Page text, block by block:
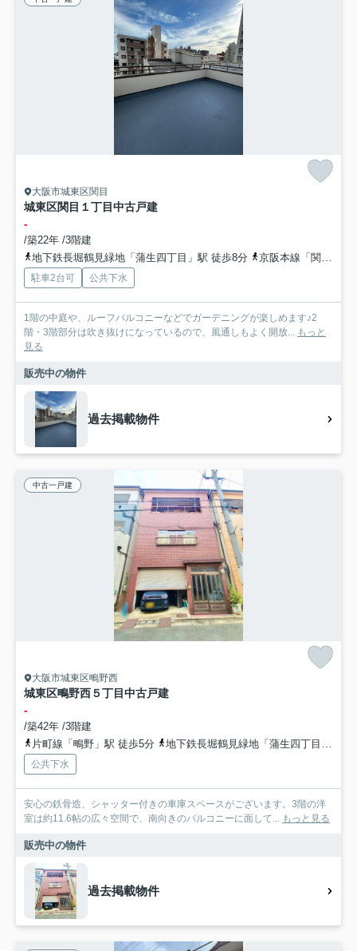
大阪市城東区関目
城東区関目１丁目中古戸建
-
/築22年 /3階建
地下鉄長堀鶴見緑地「蒲生四丁目」駅 徒歩8分
京阪本線「関目」駅 徒歩13分
駐車2台可 公共下水
1階の中庭や、ルーフバルコニーなどでガーデニングが楽しめます♪2
階・3階部分は吹き抜けになっているので、風通しもよく開放...
もっと
見る
販売中の物件
過去掲載物件
中古一戸建
大阪市城東区鴫野西
城東区鴫野西５丁目中古戸建
-
/築42年 /3階建
片町線「鴫野」駅 徒歩5分
地下鉄長堀鶴見緑地「蒲生四丁目」駅 徒歩17分
公共下水
安心の鉄骨造、シャッター付きの車庫スペースがございます。3階の洋
室は約11.6帖の広々空間で、南向きのバルコニーに面して...
もっと見る
販売中の物件
過去掲載物件